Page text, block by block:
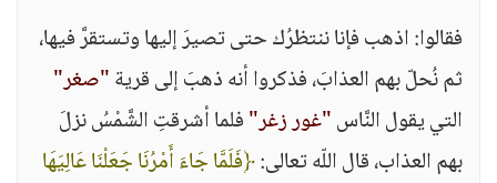
فقالوا: اذهب فإنا ننتظرُك حتى تصيرَ إليها وتستقرَّ فيها،
ثم نُحلّ بهم العذابَ، فذكروا أنه ذهبَ إلى قرية"صغر"
التي يقول النَّاس"غور زغر"فلما أشرقتِ الشَّمْسُ نزلَ
بهم العذاب، قال اللّه تعالى:﴿فَلَمَّا جَاءَ أَمْرُنَا جَعَلْنَا عَالِيَهَا